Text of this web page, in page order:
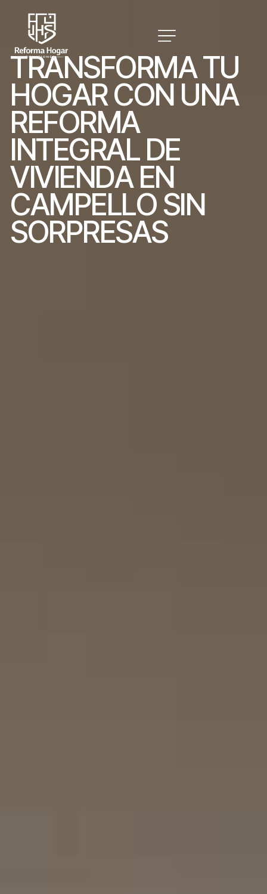
TRANSFORMATU
HOGARCON UNA
REFORMA
INTEGRAL DE
VIVIENDA EN
CAMPELLO SIN
SORPRESAS